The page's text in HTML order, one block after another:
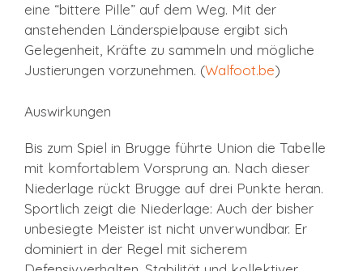
eine “bittere Pille” auf dem Weg. Mit der
anstehenden Länderspielpause ergibt sich
Gelegenheit, Kräfte zu sammeln und mögliche
Justierungen vorzunehmen. (Walfoot.be)
Auswirkungen
Bis zum Spiel in Brugge führte Union die Tabelle
mit komfortablem Vorsprung an. Nach dieser
Niederlage rückt Brugge auf drei Punkte heran.
Sportlich zeigt die Niederlage: Auch der bisher
unbesiegte Meister ist nicht unverwundbar. Er
dominiert in der Regel mit sicherem